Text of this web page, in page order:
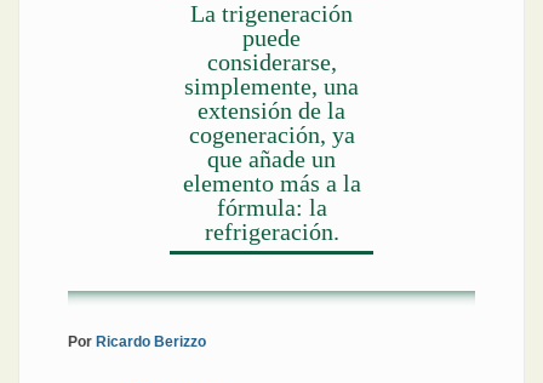
La trigeneración
puede
considerarse,
simplemente, una
extensión de la
cogeneración, ya
que añade un
elemento más a la
fórmula: la
refrigeración.
Por Ricardo Berizzo